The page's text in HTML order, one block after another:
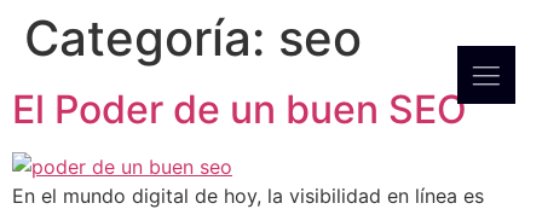
Categoría: seo
El Poder de un buen SEO
En el mundo digital de hoy, la visibilidad en línea es